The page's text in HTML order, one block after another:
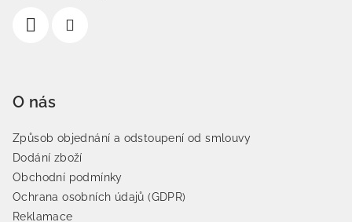
O nás
Způsob objednání a odstoupení od smlouvy
Dodání zboží
Obchodní podmínky
Ochrana osobních údajů (GDPR)
Reklamace